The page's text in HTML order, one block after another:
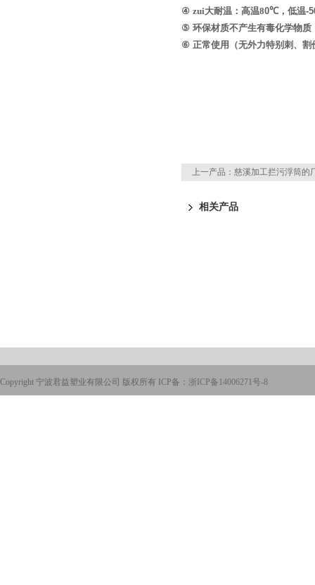
④ zui大耐温：高温80℃，低温-
⑤ 环保材质不产生有毒化学物质
⑥ 正常使用（无外力特别刺、割
上一产品： 慈溪加工拦污浮筒的
相关产品
Copyright 宁波君益塑业有限公司 版权所有 ICP备： 浙ICP备14006271号-8